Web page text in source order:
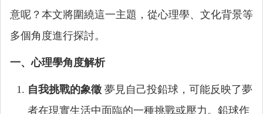
意呢？本文將圍繞這一主題，從心理學、文化背景等
多個角度進行探討。
一、心理學角度解析
自我挑戰的象徵 夢見自己投鉛球，可能反映了夢
者在現實生活中面臨的一種挑戰或壓力。鉛球作